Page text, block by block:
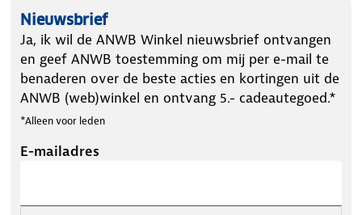
Nieuwsbrief
Ja, ik wil de ANWB Winkel nieuwsbrief ontvangen
en geef ANWB toestemming om mij per e-mail te
benaderen over de beste acties en kortingen uit de
ANWB (web)winkel en ontvang 5.- cadeautegoed.*
*Alleen voor leden
E-mailadres